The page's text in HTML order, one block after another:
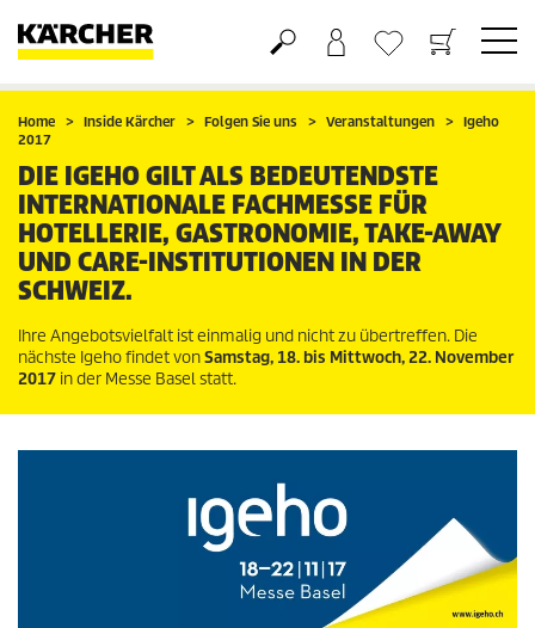
Warenkorb
Wunschliste
Home Inside Kärcher Folgen Sie uns Veranstaltungen
Igeho
2017
DIE IGEHO GILT ALS BEDEUTENDSTE
INTERNATIONALE FACHMESSE FÜR
HOTELLERIE, GASTRONOMIE, TAKE-AWAY
UND CARE-INSTITUTIONEN IN DER
SCHWEIZ.
Ihre Angebotsvielfalt ist einmalig und nicht zu übertreffen. Die
nächste Igeho findet vonSamstag, 18. bis Mittwoch, 22. November
2017 in der Messe Basel statt.